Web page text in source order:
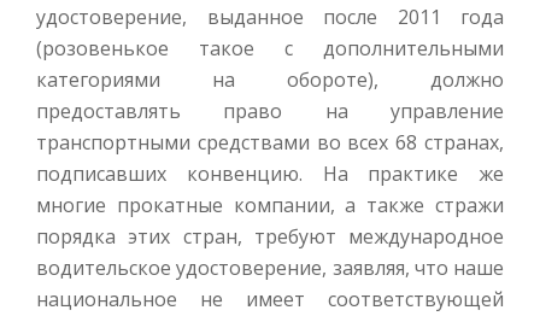
удостоверение, выданное после 2011 года
(розовенькое такое с дополнительными
категориями на обороте), должно
предоставлять право на управление
транспортными средствами во всех 68 странах,
подписавших конвенцию. На практике же
многие прокатные компании, а также стражи
порядка этих стран, требуют международное
водительское удостоверение, заявляя, что наше
национальное не имеет соответствующей